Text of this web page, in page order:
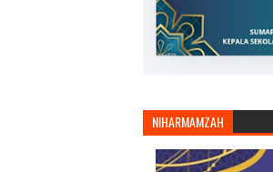
NIHARMAMZAH